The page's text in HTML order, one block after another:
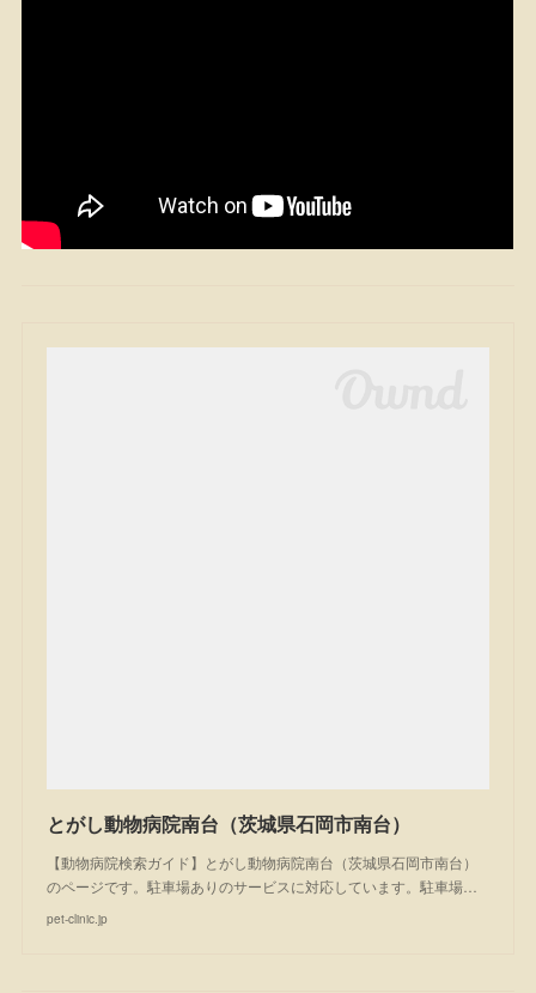
とがし動物病院南台（茨城県石岡市南台）
【動物病院検索ガイド】とがし動物病院南台（茨城県石岡市南台）
のページです。駐車場ありのサービスに対応しています。駐車場…
pet-clinic.jp